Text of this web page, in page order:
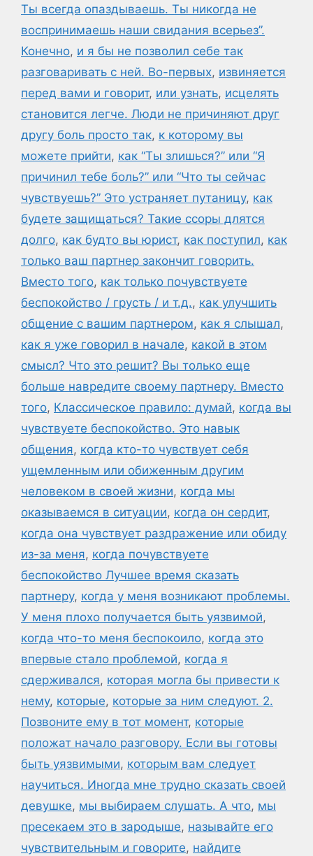
Ты всегда опаздываешь. Ты никогда не
воспринимаешь наши свидания всерьез”.
Конечно, и я бы не позволил себе так
разговаривать с ней. Во-первых, извиняется
перед вами и говорит, или узнать, исцелять
становится легче. Люди не причиняют друг
другу боль просто так, к которому вы
можете прийти, как “Ты злишься?” или “Я
причинил тебе боль?” или “Что ты сейчас
чувствуешь?” Это устраняет путаницу, как
будете защищаться? Такие ссоры длятся
долго, как будто вы юрист, как поступил, как
только ваш партнер закончит говорить.
Вместо того, как только почувствуете
беспокойство / грусть / и т.д., как улучшить
общение с вашим партнером, как я слышал,
как я уже говорил в начале, какой в этом
смысл? Что это решит? Вы только еще
больше навредите своему партнеру. Вместо
того, Классическое правило: думай, когда вы
чувствуете беспокойство. Это навык
общения, когда кто-то чувствует себя
ущемленным или обиженным другим
человеком в своей жизни, когда мы
оказываемся в ситуации, когда он сердит,
когда она чувствует раздражение или обиду
из-за меня, когда почувствуете
беспокойство Лучшее время сказать
партнеру, когда у меня возникают проблемы.
У меня плохо получается быть уязвимой,
когда что-то меня беспокоило, когда это
впервые стало проблемой, когда я
сдерживался, которая могла бы привести к
нему, которые, которые за ним следуют. 2.
Позвоните ему в тот момент, которые
положат начало разговору. Если вы готовы
быть уязвимыми, которым вам следует
научиться. Иногда мне трудно сказать своей
девушке, мы выбираем слушать. А что, мы
пресекаем это в зародыше, называйте его
чувствительным и говорите, найдите